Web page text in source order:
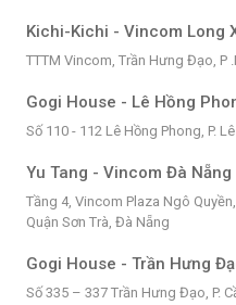
Kichi-Kichi - Vincom Long
TTTM Vincom, Trần Hưng Đạo, P
Gogi House - Lê Hồng
Số 110 - 112 Lê Hồng Phong, P.
Yu Tang - Vincom Đà Nẵng
Tầng 4, Vincom Plaza Ngô
Quận Sơn Trà, Đà Nẵng
Gogi House - Trần Hưng
Số 335 – 337 Trần Hưng Đạo, P.